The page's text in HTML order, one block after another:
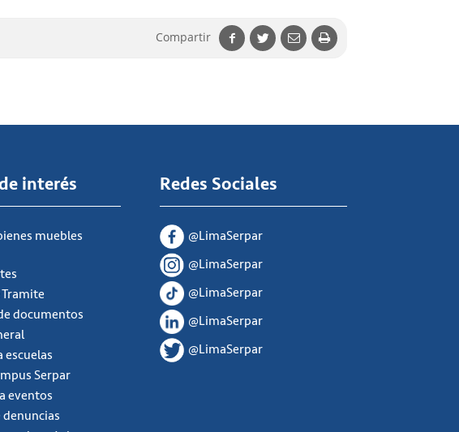
Compartir
interés
muebles
documentos
escuelas
Serpar
eventos
Redes Sociales
@LimaSerpar
@LimaSerpar
@LimaSerpar
@LimaSerpar
@LimaSerpar